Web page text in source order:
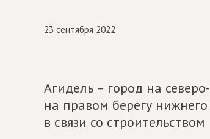
23 сентября 2022
Агидель – город на
на правом берегу
в связи со